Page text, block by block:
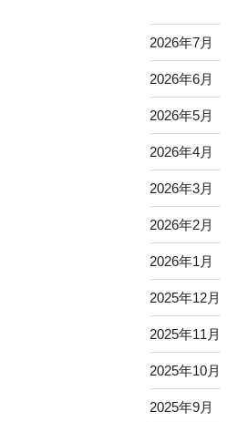
2026年7月
2026年6月
2026年5月
2026年4月
2026年3月
2026年2月
2026年1月
2025年12月
2025年11月
2025年10月
2025年9月